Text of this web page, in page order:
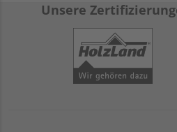
Unsere